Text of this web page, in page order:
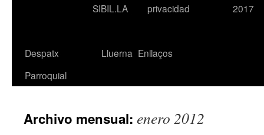
SIBIL.LA
privacidad
2017
Despatx
Parroquial
Lluerna Enllaços
Archivo mensual: enero 2012